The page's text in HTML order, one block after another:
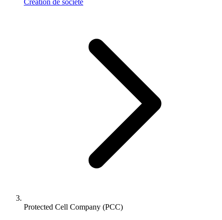
Création de société
Protected Cell Company (PCC)